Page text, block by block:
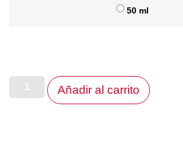
50 ml
Añadir al carrito